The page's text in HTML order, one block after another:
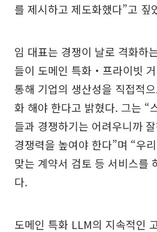
를 제시하고 제도화했다”고 짚
임 대표는 경쟁이 날로 격화하
들이 도메인 특화‧프라이빗
통해 기업의 생산성을 직접적
화 해야 한다고 밝혔다. 그는 “
들과 경쟁하기는 어려우니까
경쟁력을 높여야 한다”며 “우
맞는 계약서 검토 등 서비스를
다.
도메인 특화 LLM의 지속적인